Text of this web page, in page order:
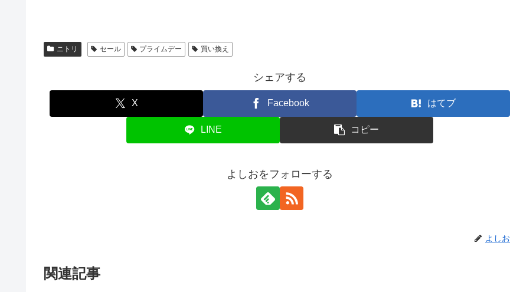
ニトリ セール プライムデー 買い換え
シェアする
X Facebook はてブ
LINE コピー
よしおをフォローする
よしお
関連記事